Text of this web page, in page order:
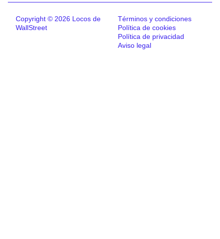
Copyright © 2026 Locos de
WallStreet
Términos y condiciones
Política de cookies
Política de privacidad
Aviso legal